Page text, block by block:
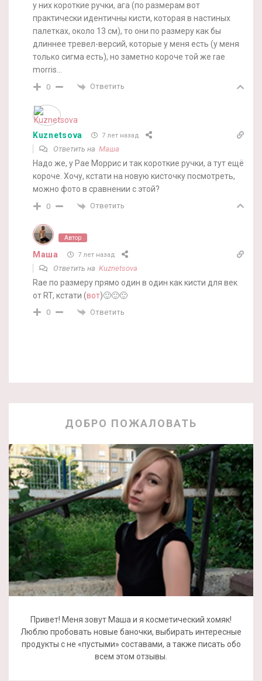
у них короткие ручки, ага (по размерам вот
практически идентичны кисти, которая в настиных
палетках, около 13 см), то они по размеру как бы
длиннее тревел-версий, которые у меня есть (у меня
только сигма есть), но заметно короче той же rae
morris…
0 Ответить
Kuznetsova 7 лет назад
Ответить на Маша
Надо же, у Рае Моррис и так короткие ручки, а тут ещё
короче. Хочу, кстати на новую кисточку посмотреть,
можно фото в сравнении с этой?
0 Ответить
Автор
Маша 7 лет назад
Ответить на Kuznetsova
Rae по размеру прямо один в один как кисти для век
от RT, кстати (вот)🙂🙂🙂
0 Ответить
ДОБРО ПОЖАЛОВАТЬ
Привет! Меня зовут Маша и я косметический хомяк!
Люблю пробовать новые баночки, выбирать интересные
продукты с не «пустыми» составами, а также писать обо
всем этом отзывы.